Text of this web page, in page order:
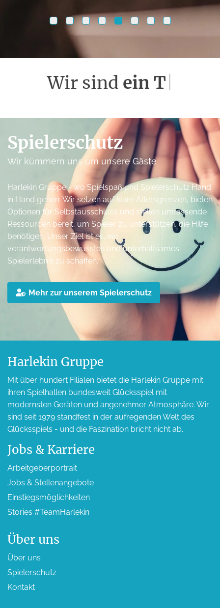
Wir sind familär
Spieler­schutz
Wir kümmern uns um unsere Gäste
Harlekin Gruppe - wo Spielspaß und Spieler­schutz Hand
in Hand gehen. Wir setzen auf klare Altersgrenzen, bieten
Optionen für Selbstausschluss und stellen umfassende
Ressourcen bereit, um Spieler zu unterstützen, die Hilfe
benötigen. Unser Ziel ist es, ein
verantwortungsbewusstes und unterhaltsames
Spielerlebnis zu schaffen.
Mehr zur unserem Spieler­schutz
Harlekin Gruppe
Mit über hundert Filialen bietet die Harlekin Gruppe mit
ihren Spielhallen bundesweit Glücksspiel mit
modernsten Geräten und angenehmer Atmosphäre. Wir
sind seit 1979 standfest in der aufregenden Welt des
Glücksspiels - und die Faszination bricht nicht ab.
Jobs & Karriere
Arbeitgeber­portrait
Jobs & Stellen­angebote
Einstiegs­möglichkeiten
Stories #TeamHarlekin
Über uns
Über uns
Spieler­schutz
Kontakt